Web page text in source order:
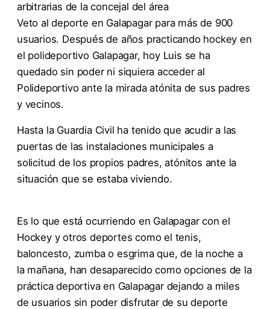
arbitrarias de la concejal del área
Veto al deporte en Galapagar para más de 900
usuarios. Después de años practicando hockey en
el polideportivo Galapagar, hoy Luis se ha
quedado sin poder ni siquiera acceder al
Polideportivo ante la mirada atónita de sus padres
y vecinos.
Hasta la Guardia Civil ha tenido que acudir a las
puertas de las instalaciones municipales a
solicitud de los propios padres, atónitos ante la
situación que se estaba viviendo.
Es lo que está ocurriendo en Galapagar con el
Hockey y otros deportes como el tenis,
baloncesto, zumba o esgrima que, de la noche a
la mañana, han desaparecido como opciones de la
práctica deportiva en Galapagar dejando a miles
de usuarios sin poder disfrutar de su deporte